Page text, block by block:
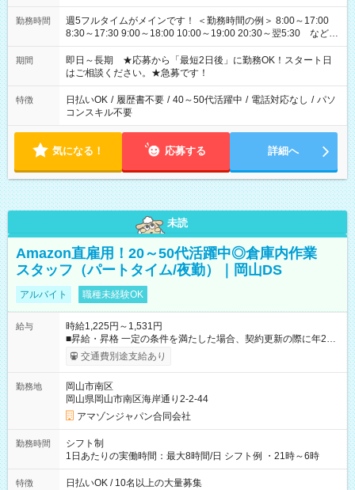
勤務時間
週5フルタイムがメインです！ ＜勤務時間の例＞ 8:00～17:00
8:30～17:30 9:00～18:00 10:00～19:00 20:30～翌5:30 など ★
その他にも勤務時間多数！ 日勤のみ、残業なし、交替制など
ご希望を教えてください！
期間
即日～長期 ★応募から「最短2日後」に勤務OK！スタート日
はご相談ください。★急募です！
特徴 日払いOK / 履歴書不要 / 40～50代活躍中 / 電話対応なし / パソ
コンスキル不要
気になる！ 応募する 詳細へ
未読
Amazon直雇用！20～50代活躍中◎倉庫内作業
スタッフ（パートタイム/夜勤）｜岡山DS
アルバイト 職種未経験OK
給与
時給1,225円～1,531円
■昇給・昇格 一定の条件を満たした場合、契約更新の際に年2回
まで昇給の機会があります。 ■正社員登用制度あり ※月末締/翌
月25日支払い ※時間外手当、別途支給 ※深夜割増賃金 (22:00～
☆Amazon直雇用で安定して働けます！ 【試用期間】試用期間
あり 試用期間の長さ：1週間 雇用形態、給与は本採用時と同じ
です。
交通費別途支給あり
勤務地
岡山市南区
岡山県岡山市南区海岸通り2-2-44
アマゾンジャパン合同会社
勤務時間
シフト制
1日あたりの実働時間：最大8時間/日 シフト例 ・21時～6時
特徴 日払いOK / 10名以上の大量募集